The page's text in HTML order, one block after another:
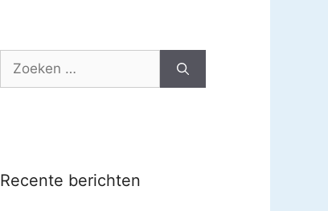
Zoek
Recente berichten